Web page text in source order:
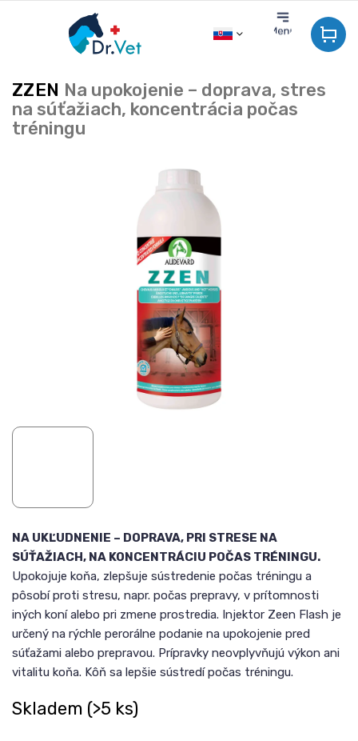
ZZEN Na upokojenie – doprava, stres
na súťažiach, koncentrácia počas
tréningu
Skladem (>5 ks)
NA UKĽUDNENIE – DOPRAVA, PRI STRESE NA
SÚŤAŽIACH, NA KONCENTRÁCIU POČAS TRÉNINGU.
Upokojuje koňa, zlepšuje sústredenie počas tréningu a
pôsobí proti stresu, napr. počas prepravy, v prítomnosti
iných koní alebo pri zmene prostredia. Injektor Zeen Flash je
určený na rýchle perorálne podanie na upokojenie pred
súťažami alebo prepravou. Prípravky neovplyvňujú výkon ani
vitalitu koňa. Kôň sa lepšie sústredí počas tréningu.